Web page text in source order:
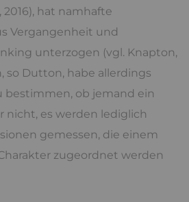
hat namhafte
Vergangenheit und
unterzogen (vgl. Knapton,
so Dutton, habe allerdings
bestimmen, ob jemand ein
nicht, es werden lediglich
gemessen, die einem
zugeordnet werden